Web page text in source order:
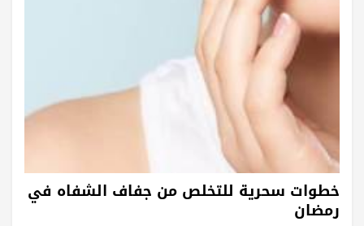
خطوات سحرية للتخلص من جفاف الشفاه في
رمضان